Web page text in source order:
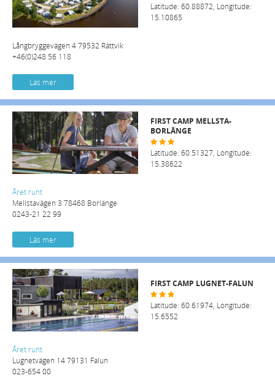
Latitude: 60.88872, Longitude:
15.10865
Långbryggevägen 4 79532 Rättvik
+46(0)248 56 118
Läs mer
FIRST CAMP MELLSTA-
BORLÄNGE
Latitude: 60.51327, Longitude:
15.38622
Året runt
Mellstavägen 3 78468 Borlänge
0243-21 22 99
Läs mer
FIRST CAMP LUGNET-FALUN
Latitude: 60.61974, Longitude:
15.6552
Året runt
Lugnetvägen 14 79131 Falun
023-654 00